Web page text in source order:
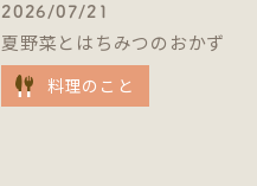
2026/07/21
夏野菜とはちみつのおかず
料理のこと